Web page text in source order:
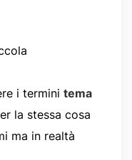
i termini tema
la stessa cosa
ma in realtà